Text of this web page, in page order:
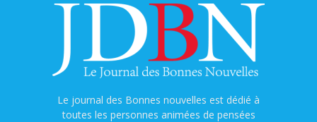
Le journal des Bonnes nouvelles est dédié à
toutes les personnes animées de pensées